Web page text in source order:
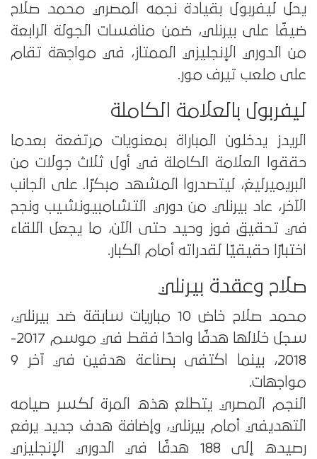
يحل ليفربول بقيادة نجمه المصري محمد صلاح
ضيفًا على بيرنلي، ضمن منافسات الجولة الرابعة
من الدوري الإنجليزي الممتاز، في مواجهة تقام
على ملعب تيرف مور.
ليفربول بالعلامة الكاملة
الريدز يدخلون المباراة بمعنويات مرتفعة بعدما
حققوا العلامة الكاملة في أول ثلاث جولات من
البريميرليغ، ليتصدروا المشهد مبكرًا. على الجانب
الآخر، عاد بيرنلي من دوري التشامبيونشيب ونجح
في تحقيق فوز وحيد حتى الآن، ما يجعل اللقاء
اختبارًا حقيقيًا لقدراته أمام الكبار.
صلاح وعقدة بيرنلي
محمد صلاح خاض 10 مباريات سابقة ضد بيرنلي،
سجل خلالها هدفًا واحدًا فقط في موسم 2017-
2018، بينما اكتفى بصناعة هدفين في آخر 9
مواجهات.
النجم المصري يتطلع هذه المرة لكسر صيامه
التهديفي أمام بيرنلي، وإضافة هدف جديد يرفع
رصيده إلى 188 هدفًا في الدوري الإنجليزي